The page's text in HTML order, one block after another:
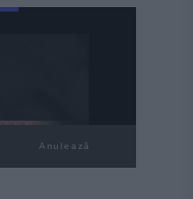
Anulează